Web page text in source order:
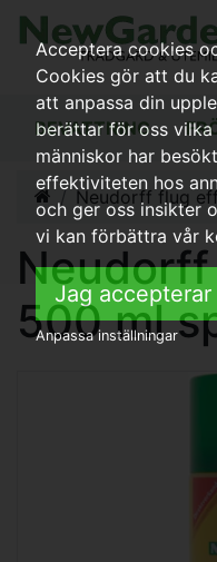
BEVATTNING
Neudorff flug
500 ml
Acceptera cookies
Cookies gör att du
att anpassa din
berättar för oss
människor har
effektiviteten hos
och ger oss insikter
vi kan förbättra vår
Jag accepterar
Anpassa inställningar